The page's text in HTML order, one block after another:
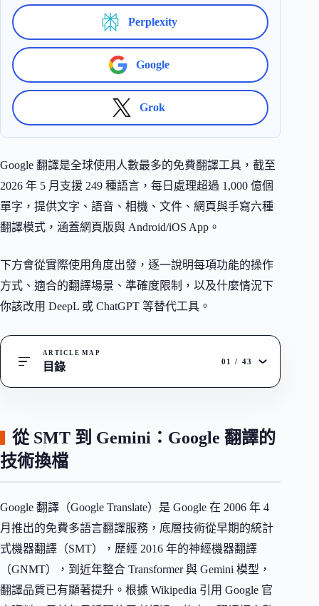
Perplexity
Google
Grok
Google 翻譯是全球使用人數最多的免費翻譯工具，截至
2026 年 5 月支援 249 種語言，每日處理超過 1,000 億個
單字，提供文字、語音、相機、文件、網頁與手寫六種
翻譯模式，涵蓋網頁版與 Android/iOS App。
下方會從實際使用角度出發，逐一說明每項功能的操作
方式、適合的翻譯場景、準確度限制，以及什麼情況下
你該改用 DeepL 或 ChatGPT 等替代工具。
ARTICLE MAP
目錄 01 / 43
從 SMT 到 Gemini：Google 翻譯的
技術換檔
Google 翻譯（Google Translate）是 Google 在 2006 年 4
月推出的免費多語言翻譯服務，底層技術從早期的統計
式機器翻譯（SMT），歷經 2016 年的神經機器翻譯
（GNMT），到近年整合 Transformer 與 Gemini 模型，
翻譯品質已有顯著提升。根據 Wikipedia 引用 Google 官